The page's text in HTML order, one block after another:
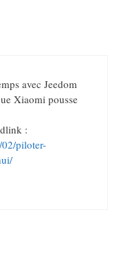
avec Jeedom
Xiaomi pousse
:
piloter-